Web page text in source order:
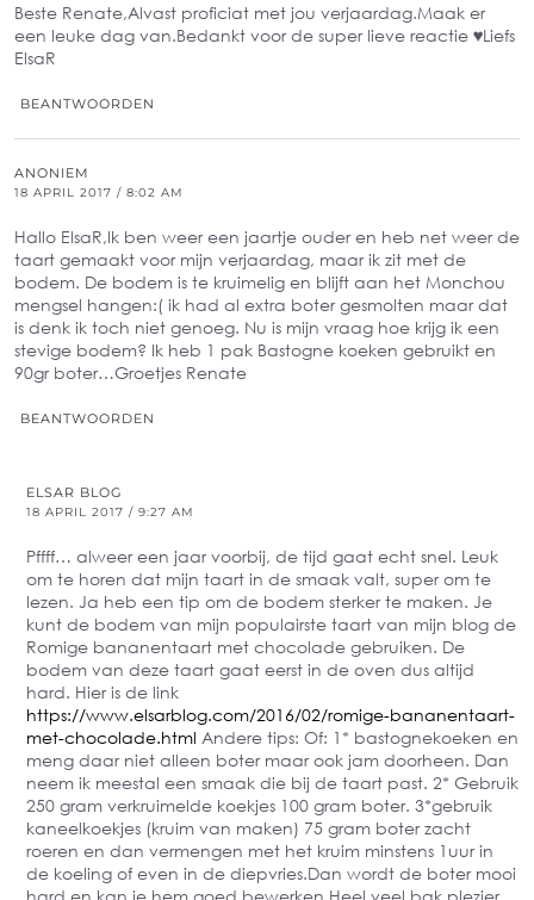
Beste Renate,Alvast proficiat met jou verjaardag.Maak er
een leuke dag van.Bedankt voor de super lieve reactie ♥Liefs
ElsaR
BEANTWOORDEN
ANONIEM
18 APRIL 2017 / 8:02 AM
Hallo ElsaR,Ik ben weer een jaartje ouder en heb net weer de
taart gemaakt voor mijn verjaardag, maar ik zit met de
bodem. De bodem is te kruimelig en blijft aan het Monchou
mengsel hangen:( ik had al extra boter gesmolten maar dat
is denk ik toch niet genoeg. Nu is mijn vraag hoe krijg ik een
stevige bodem? Ik heb 1 pak Bastogne koeken gebruikt en
90gr boter…Groetjes Renate
BEANTWOORDEN
ELSAR BLOG
18 APRIL 2017 / 9:27 AM
Pffff… alweer een jaar voorbij, de tijd gaat echt snel. Leuk
om te horen dat mijn taart in de smaak valt, super om te
lezen. Ja heb een tip om de bodem sterker te maken. Je
kunt de bodem van mijn populairste taart van mijn blog de
Romige bananentaart met chocolade gebruiken. De
bodem van deze taart gaat eerst in de oven dus altijd
hard. Hier is de link
https://www.elsarblog.com/2016/02/romige-bananentaart-
met-chocolade.html Andere tips: Of: 1* bastognekoeken en
meng daar niet alleen boter maar ook jam doorheen. Dan
neem ik meestal een smaak die bij de taart past. 2* Gebruik
250 gram verkruimelde koekjes 100 gram boter. 3*gebruik
kaneelkoekjes (kruim van maken) 75 gram boter zacht
roeren en dan vermengen met het kruim minstens 1uur in
de koeling of even in de diepvries.Dan wordt de boter mooi
hard en kan je hem goed bewerken.Heel veel bak plezier,